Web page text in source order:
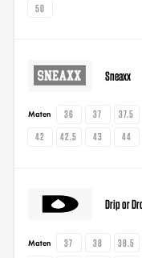
50
Sneaxx
Maten 36 37 37.5
42
42.5 43 44
Drip or
Maten 37 38 38.5